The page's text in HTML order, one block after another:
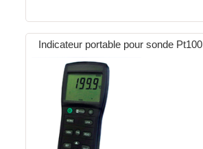
Indicateur portable pour sonde Pt100